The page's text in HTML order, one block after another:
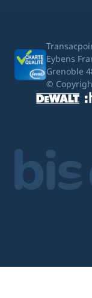
Eybens
Grenoble
©